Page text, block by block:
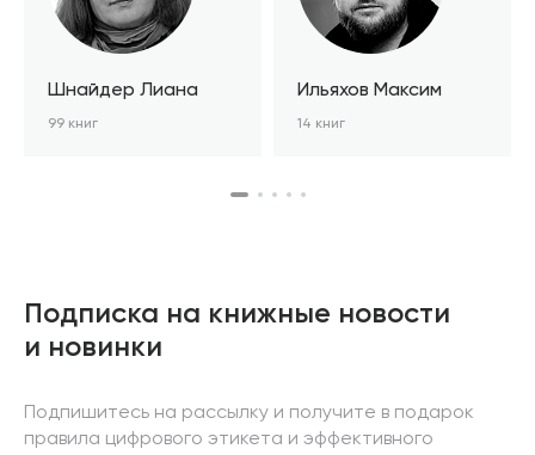
Шнайдер Лиана
99 книг
Ильяхов Максим
14 книг
Подписка на книжные новости
и новинки
Подпишитесь на рассылку и получите в подарок
правила цифрового этикета и эффективного